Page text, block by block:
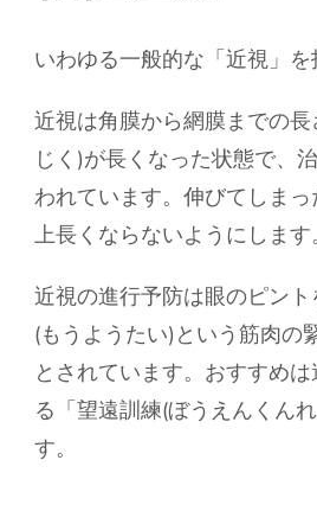
いわゆる一般的な「近視」を
近視は角膜から網膜までの
じく)が長くなった状態で、
われています。伸びてしま
上長くならないようにします。
近視の進行予防は眼のピン
(もうようたい)という筋肉の
とされています。おすすめ
る「望遠訓練(ぼうえんくん
す。